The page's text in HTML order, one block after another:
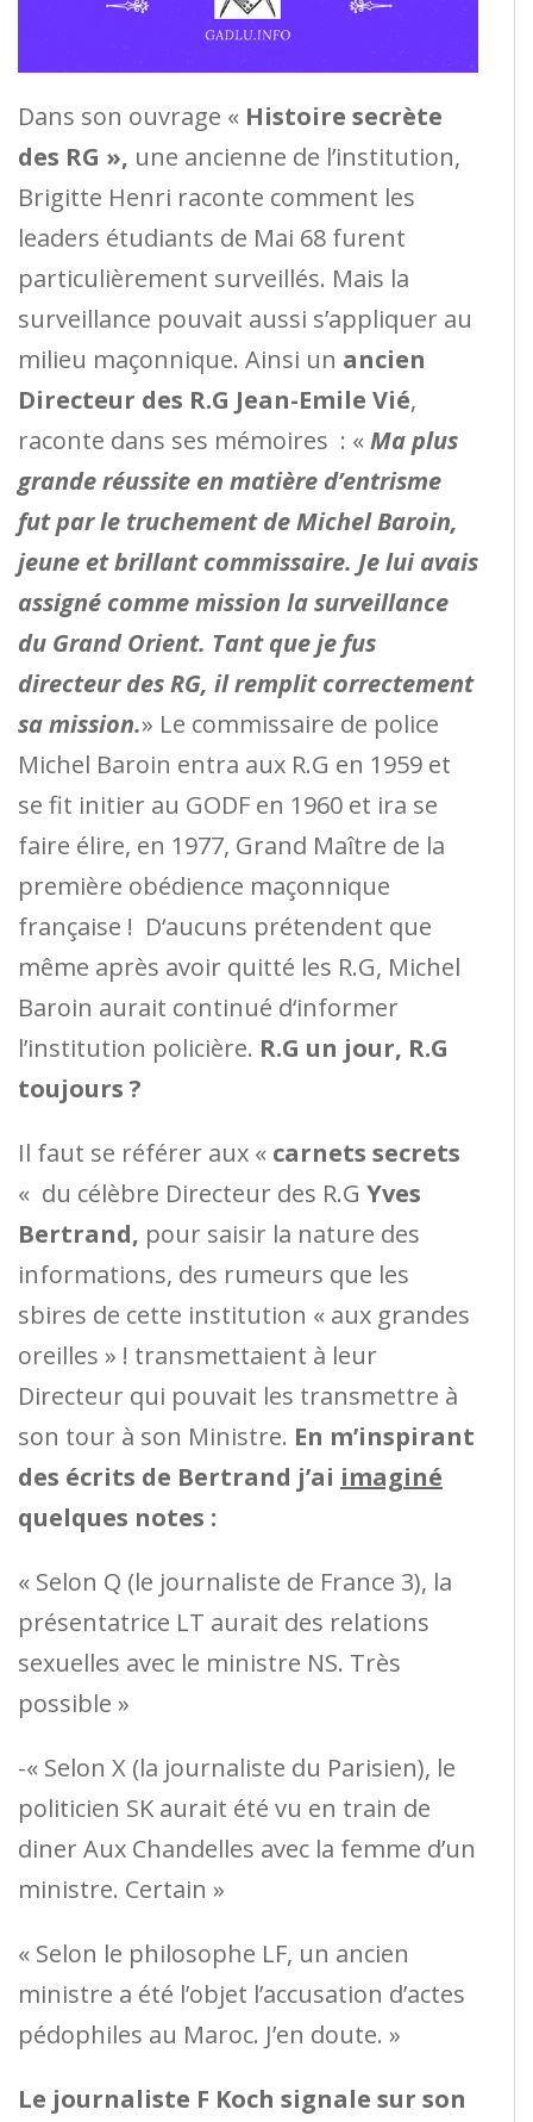
Dans son ouvrage « Histoire secrète
des RG », une ancienne de l’institution,
Brigitte Henri raconte comment les
leaders étudiants de Mai 68 furent
particulièrement surveillés. Mais la
surveillance pouvait aussi s’appliquer au
milieu maçonnique. Ainsi un ancien
Directeur des R.G Jean-Emile Vié,
raconte dans ses mémoires : «Ma plus
grande réussite en matière d’entrisme
fut par le truchement de Michel Baroin,
jeune et brillant commissaire. Je lui avais
assigné comme mission la surveillance
du Grand Orient. Tant que je fus
directeur des RG, il remplit correctement
sa mission.» Le commissaire de police
Michel Baroin entra aux R.G en 1959 et
se fit initier au GODF en 1960 et ira se
faire élire, en 1977, Grand Maître de la
première obédience maçonnique
française ! D‘aucuns prétendent que
même après avoir quitté les R.G, Michel
Baroin aurait continué d‘informer
l’institution policière. R.G un jour, R.G
toujours ?
Il faut se référer aux « carnets secrets
« du célèbre Directeur des R.G Yves
Bertrand, pour saisir la nature des
informations, des rumeurs que les
sbires de cette institution « aux grandes
oreilles » ! transmettaient à leur
Directeur qui pouvait les transmettre à
son tour à son Ministre. En m’inspirant
des écrits de Bertrand j’ai imaginé
quelques notes :
« Selon Q (le journaliste de France 3), la
présentatrice LT aurait des relations
sexuelles avec le ministre NS. Très
possible »
-« Selon X (la journaliste du Parisien), le
politicien SK aurait été vu en train de
diner Aux Chandelles avec la femme d’un
ministre. Certain »
« Selon le philosophe LF, un ancien
ministre a été l’objet l’accusation d’actes
pédophiles au Maroc. J’en doute. »
Le journaliste F Koch signale sur son